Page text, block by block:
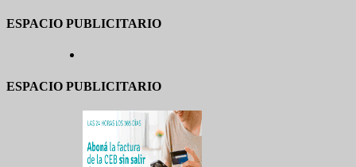
ESPACIO PUBLICITARIO
ESPACIO PUBLICITARIO